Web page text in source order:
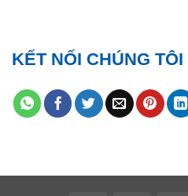
KẾT NỐI CHÚNG TÔI